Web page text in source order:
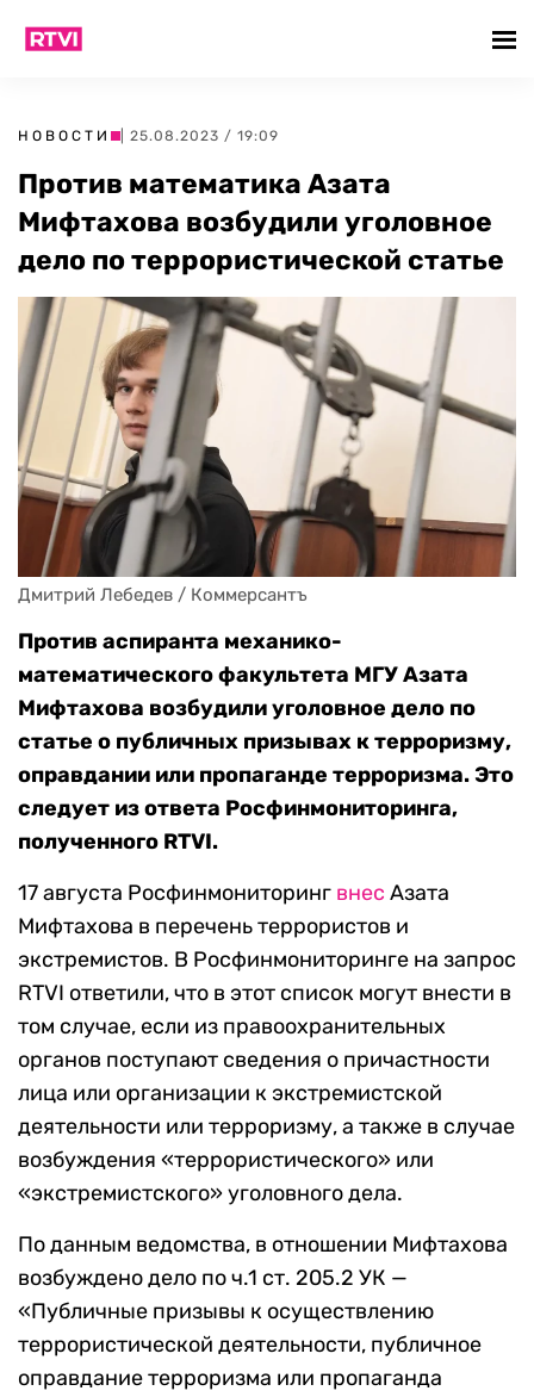
НОВОСТИ | 25.08.2023 / 19:09
Против математика Азата
Мифтахова возбудили уголовное
дело по террористической статье
Дмитрий Лебедев / Коммерсантъ
Против аспиранта механико-
математического факультета МГУ Азата
Мифтахова возбудили уголовное дело по
статье о публичных призывах к терроризму,
оправдании или пропаганде терроризма. Это
следует из ответа Росфинмониторинга,
полученного RTVI.
17 августа Росфинмониторинг внес Азата
Мифтахова в перечень террористов и
экстремистов. В Росфинмониторинге на запрос
RTVI ответили, что в этот список могут внести в
том случае, если из правоохранительных
органов поступают сведения о причастности
лица или организации к экстремистской
деятельности или терроризму, а также в случае
возбуждения «террористического» или
«экстремистского» уголовного дела.
По данным ведомства, в отношении Мифтахова
возбуждено дело по ч.1 ст. 205.2 УК —
«Публичные призывы к осуществлению
террористической деятельности, публичное
оправдание терроризма или пропаганда